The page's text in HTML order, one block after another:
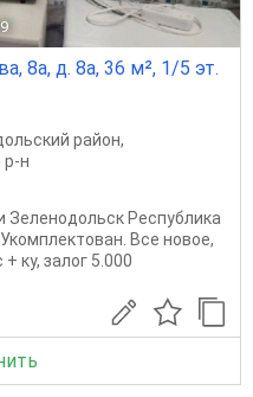
8а, д. 8а, 36 м², 1/5 эт.
район,
р-н
Республика
Все новое,
ку, залог 5.000